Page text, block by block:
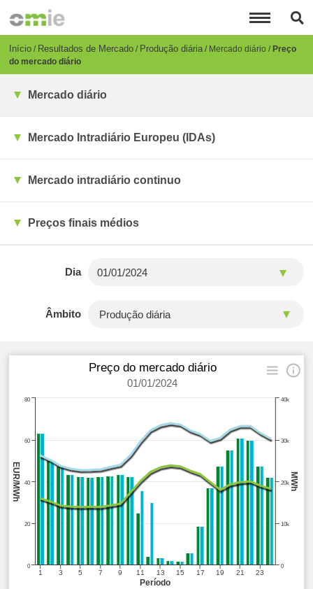
para
conteúdo
principal
Breadcrumb
Início Resultados de Mercado Produção diária Mercado diário Preço
do mercado diário
Mercado diário
Mercado Intradiário Europeu (IDAs)
Mercado intradiário continuo
Preços finais médios
Dia
Âmbito
Período
MWh
EUR/MWh
Preço do mercado diário
01/01/2024
1 7 13 19
3 5 9 11 15 17 21 23
0
20k
40k
10k
30k
0
40
80
60
20